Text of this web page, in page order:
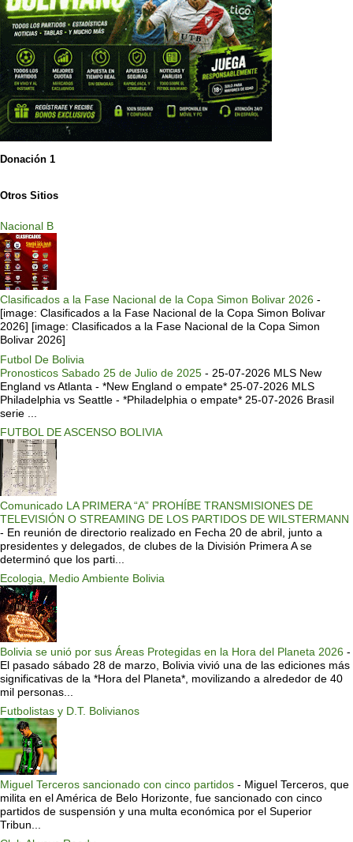
Donación 1
Otros Sitios
Nacional B
Clasificados a la Fase Nacional de la Copa Simon Bolivar 2026 -
[image: Clasificados a la Fase Nacional de la Copa Simon Bolivar
2026] [image: Clasificados a la Fase Nacional de la Copa Simon
Bolivar 2026]
Futbol De Bolivia
Pronosticos Sabado 25 de Julio de 2025 - 25-07-2026 MLS New
England vs Atlanta - *New England o empate* 25-07-2026 MLS
Philadelphia vs Seattle - *Philadelphia o empate* 25-07-2026 Brasil
serie ...
FUTBOL DE ASCENSO BOLIVIA
Comunicado LA PRIMERA “A” PROHÍBE TRANSMISIONES DE
TELEVISIÓN O STREAMING DE LOS PARTIDOS DE WILSTERMANN
- En reunión de directorio realizado en Fecha 20 de abril, junto a
presidentes y delegados, de clubes de la División Primera A se
determinó que los parti...
Ecologia, Medio Ambiente Bolivia
Bolivia se unió por sus Áreas Protegidas en la Hora del Planeta 2026 -
El pasado sábado 28 de marzo, Bolivia vivió una de las ediciones más
significativas de la *Hora del Planeta*, movilizando a alrededor de 40
mil personas...
Futbolistas y D.T. Bolivianos
Miguel Terceros sancionado con cinco partidos - Miguel Terceros, que
milita en el América de Belo Horizonte, fue sancionado con cinco
partidos de suspensión y una multa económica por el Superior
Tribun...